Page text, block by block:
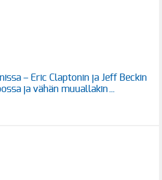
– Eric Claptonin ja Jeff Beckin
ja vähän muuallakin…